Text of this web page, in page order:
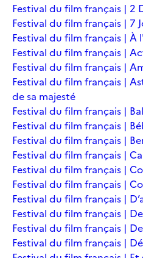
Festival du film français | 2
Festival du film français | 7
Festival du film français | À
Festival du film français |
Festival du film français |
Festival du film français |
de sa majesté
Festival du film français |
Festival du film français |
Festival du film français |
Festival du film français |
Festival du film français |
Festival du film français |
Festival du film français |
Festival du film français |
Festival du film français |
Festival du film français |